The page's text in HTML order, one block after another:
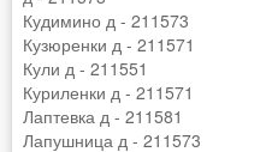
Кудимино д - 211573
Кузюренки д - 211571
Кули д - 211551
Куриленки д - 211571
Лаптевка д - 211581
Лапушница д - 211573